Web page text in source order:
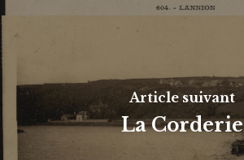
Article suivant
La Corderie